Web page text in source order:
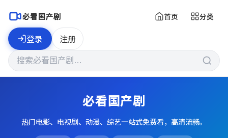
必看国产剧 首页 分类
登录 注册
必看国产剧
热门电影、电视剧、动漫、综艺一站式免费看，高清流畅。